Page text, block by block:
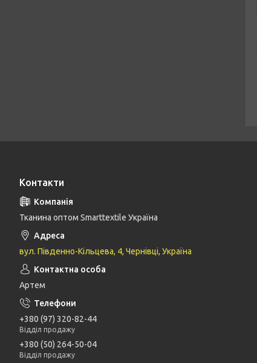
Контакти
Тканина оптом Smarttextile Україна
вул. Південно-Кільцева, 4, Чернівці, Україна
Артем
+380 (97) 320-82-44
Відділ продажу
+380 (50) 264-50-04
Відділ продажу